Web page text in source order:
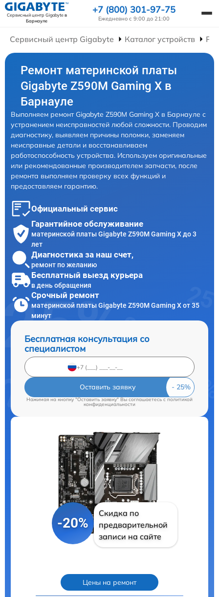
Сервисный центр Gigabyteв
Барнауле
+7 (800) 301-97-75
Ежедневно с 9:00 до 21:00
Сервисный центр Gigabyte Каталог устройств
Ремонт материнской платы
Gigabyte Z590M Gaming X в
Барнауле
Выполняем ремонт Gigabyte Z590M Gaming X в Барнауле с
устранением неисправностей любой сложности. Проводим
диагностику, выявляем причины поломки, заменяем
неисправные детали и восстанавливаем
работоспособность устройства. Используем оригинальные
или рекомендованные производителем запчасти, после
ремонта выполняем проверку всех функций и
предоставляем гарантию.
Официальный сервис
Гарантийное обслуживание
материнской платы Gigabyte Z590M Gaming X до 3
лет
Диагностика за наш счет,
ремонт по желанию
Бесплатный выезд курьера
в день обращения
Срочный ремонт
материнской платы Gigabyte Z590M Gaming X от 35
минут
Бесплатная консультация со
специалистом
Оставить заявку
Нажимая на кнопку "Оставить заявку" Вы соглашаетесь c политикой
конфиденциальности
-20%
Скидка по
предварительной
записи на сайте
Цены на ремонт